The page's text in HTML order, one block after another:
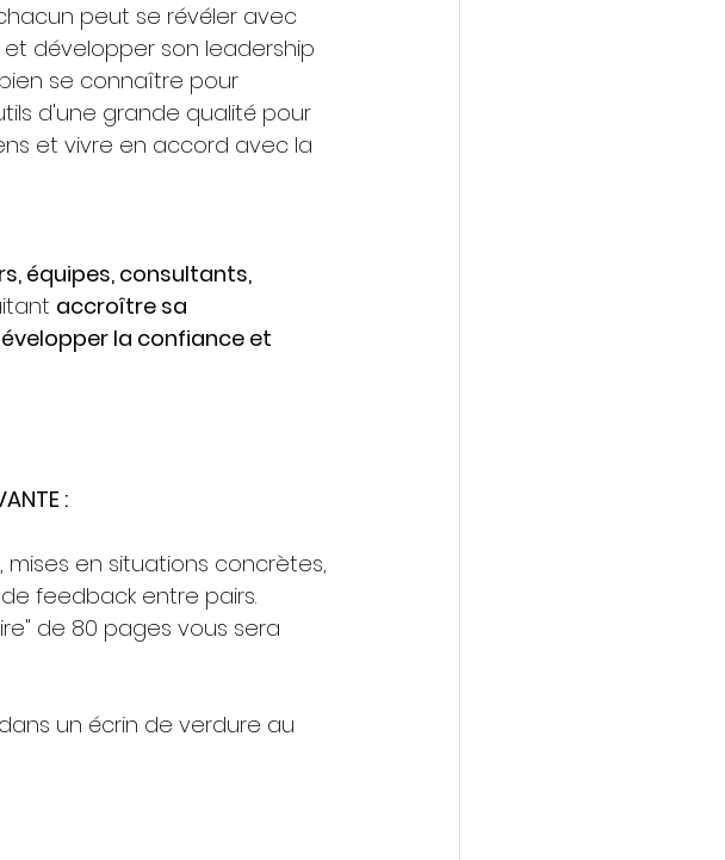
peut se révéler avec
développer son leadership
se connaître pour
d'une grande qualité pour
et vivre en accord avec la
équipes, consultants,
accroître sa
la confiance et
:
mises en situations concrètes,
feedback entre pairs.
de 80 pages vous sera
un écrin de verdure au